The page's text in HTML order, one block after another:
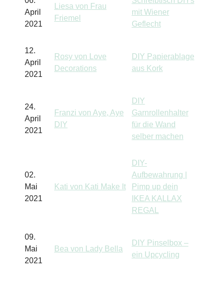
April
2021
Liesa von Frau
Friemel
mit Wiener
Geflecht
12.
April
2021
Rosy von Love
Decorations
DIY Papierablage
aus Kork
24.
April
2021
Franzi von Aye, Aye
DIY
DIY
Garnrollenhalter
für die Wand
selber machen
02.
Mai
2021
Kati von Kati Make It
DIY-
Aufbewahrung |
Pimp up dein
IKEA KALLAX
REGAL
09.
Mai
2021
Bea von Lady Bella
DIY Pinselbox –
ein Upcycling